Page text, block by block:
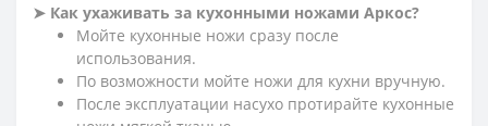
➤ Как ухаживать за кухонными ножами Аркос?
Мойте кухонные ножи сразу после
использования.
По возможности мойте ножи для кухни вручную.
После эксплуатации насухо протирайте кухонные